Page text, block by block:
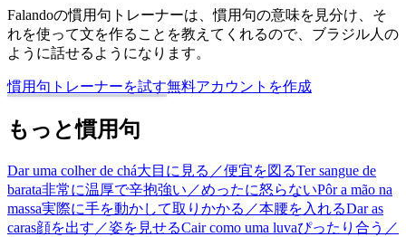
Falandoの慣用句トレーナーは、慣用句の意味を見分け、そ
れを使って文を作ることを教えてくれるので、ブラジル人の
ように話せるようになります。
慣用句トレーナーを試す無料アカウントを作成
もっと慣用句
Dar uma colher de chá大目に見る／便宜を図るTer sangue de
barata非常に温厚で辛抱強い／めったに怒らないPôr a mão na
massa実際に手を動かして取りかかる／本腰を入れるDar as
caras顔を出す／姿を見せるCair como uma luvaぴったり合う／